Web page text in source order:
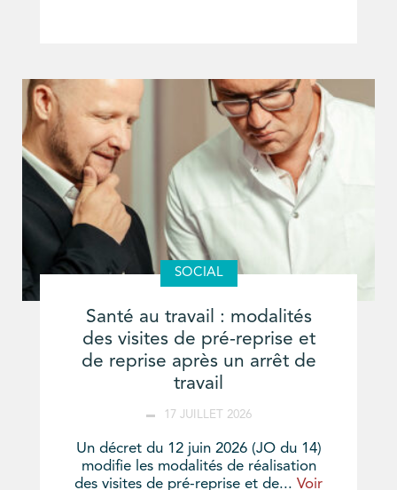
SOCIAL
Santé au travail : modalités
des visites de pré-reprise et
de reprise après un arrêt de
travail
17 JUILLET 2026
Un décret du 12 juin 2026 (JO du 14)
modifie les modalités de réalisation
des visites de pré-reprise et de... Voir